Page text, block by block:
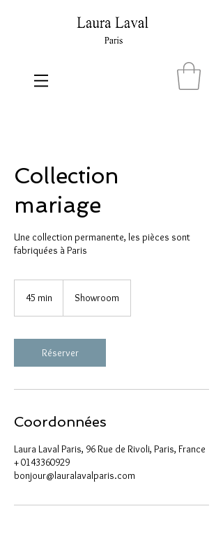
Collection
mariage
Une collection permanente, les pièces sont
fabriquées à Paris
45 min
i
n
Showroom
Réserver
Coordonnées
Laura Laval Paris, 96 Rue de Rivoli, Paris, France
+ 0143360929
bonjour@lauralavalparis.com